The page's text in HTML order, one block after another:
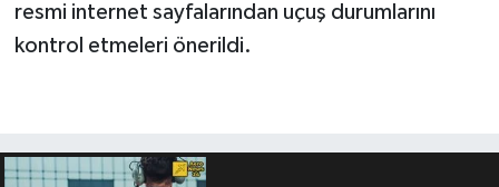
resmi internet sayfalarından uçuş durumlarını
kontrol etmeleri önerildi.